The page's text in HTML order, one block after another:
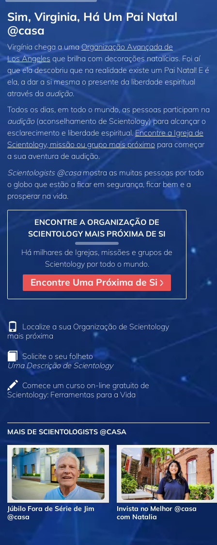
Sim, Virginia, Há Um Pai Natal
@casa
Virgínia chega a uma Organização Avançada de
Los Angeles que brilha com decorações natalícias. Foi aí
que ela descobriu que na realidade existe um Pai Natal! E é
ela, a dar a si mesma o presente da liberdade espiritual
através da audição.
Todos os dias, em todo o mundo, as pessoas participam na
audição(aconselhamento de Scientology) para alcançar o
esclarecimento e liberdade espiritual.Encontre a Igreja de
Scientology, missão ou grupo mais próximo para começar
a sua aventura de audição.
Scientologists @casamostra as muitas pessoas por todo
o globo que estão a ficar em segurança, ficar bem e a
prosperar na vida.
ENCONTRE A ORGANIZAÇÃO DE
SCIENTOLOGY MAIS PRÓXIMA DE SI
Há milhares de Igrejas, missões e grupos de
Scientology por todo o mundo.
Encontre Uma Próxima de Si
Localize a sua Organização de Scientology
mais próxima
Solicite o seu folheto
Uma Descrição de Scientology
Comece um curso on‑line gratuito de
Scientology: Ferramentas para a Vida
MAIS DE SCIENTOLOGISTS @CASA
Júbilo Fora de Série de Jim
@casa
Invista no Melhor @casa
com Natalia